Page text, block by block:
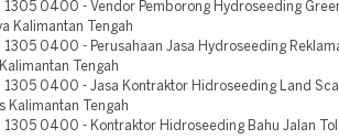
1305 0400 - Vendor Pemborong Hydroseeding
Kalimantan Tengah
1305 0400 - Perusahaan Jasa Hydroseeding
Tengah
1305 0400 - Jasa Kontraktor Hidroseeding Land
Kalimantan Tengah
1305 0400 - Kontraktor Hidroseeding Bahu Jalan Tol